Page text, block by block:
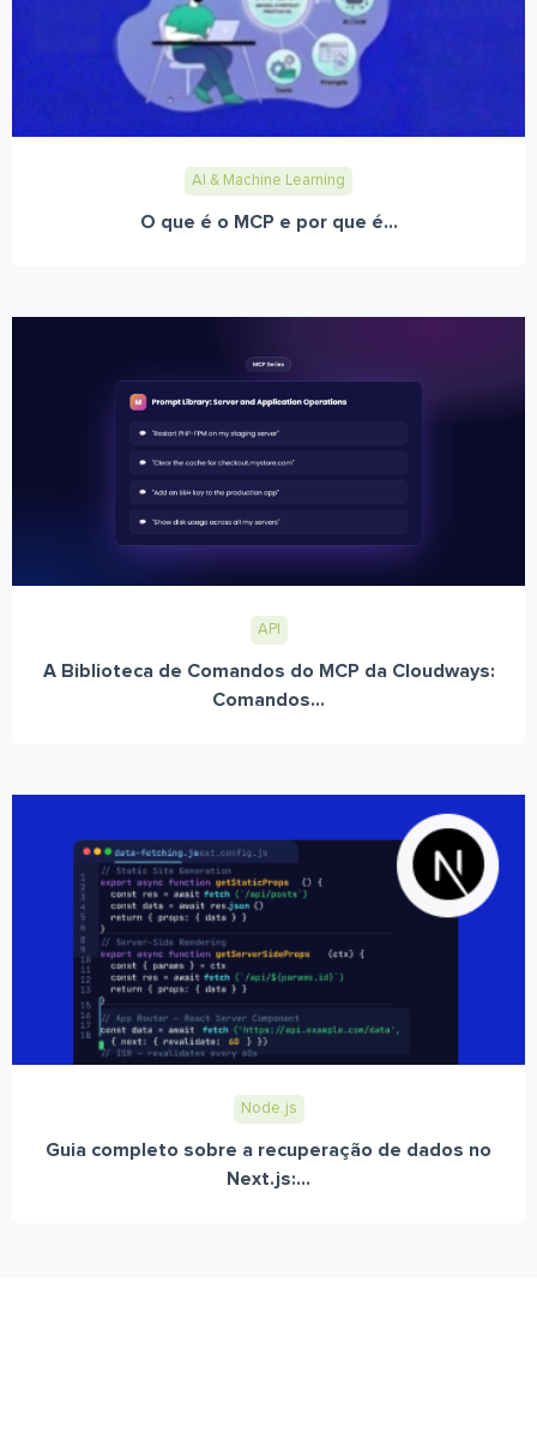
AI & Machine Learning
O que é o MCP e por que é...
API
A Biblioteca de Comandos do MCP da Cloudways:
Comandos...
Node.js
Guia completo sobre a recuperação de dados no
Next.js:...